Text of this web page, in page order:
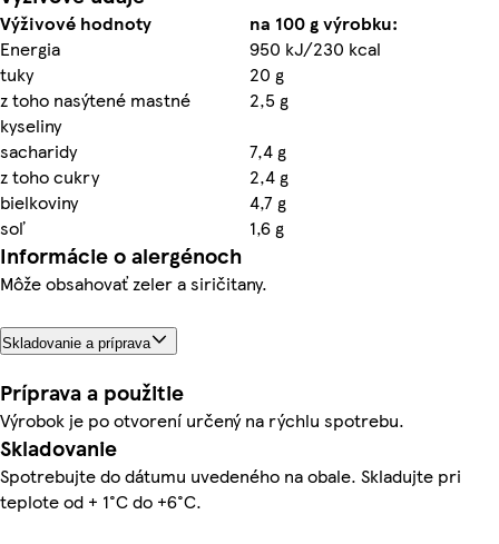
Výživové hodnoty
na 100 g výrobku:
Energia
950 kJ/230 kcal
tuky
20 g
z toho nasýtené mastné
kyseliny
2,5 g
sacharidy
7,4 g
z toho cukry
2,4 g
bielkoviny
4,7 g
soľ
1,6 g
Informácie o alergénoch
Môže obsahovať zeler a siričitany.
Skladovanie a príprava
Príprava a použitie
Výrobok je po otvorení určený na rýchlu spotrebu.
Skladovanie
Spotrebujte do dátumu uvedeného na obale. Skladujte pri
teplote od + 1°C do +6°C.